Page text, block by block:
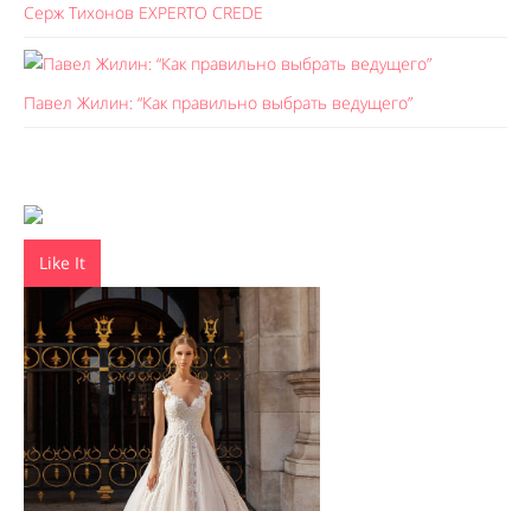
Серж Тихонов EXPERTO CREDE
Павел Жилин: “Как правильно выбрать ведущего”
Like It